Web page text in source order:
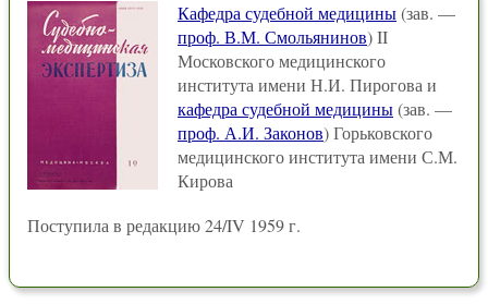
Кафедра судебной медицины(зав. —
проф. В.М. Смольянинов) II
Московского медицинского
института имени Н.И. Пирогова и
кафедра судебной медицины(зав. —
проф. А.И. Законов) Горьковского
медицинского института имени С.М.
Кирова
Поступила в редакцию 24/IV 1959 г.